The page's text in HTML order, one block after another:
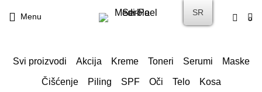
Menu 0
Svi proizvodi Akcija Kreme Toneri Serumi Maske
Čišćenje Piling SPF Oči Telo Kosa
SR